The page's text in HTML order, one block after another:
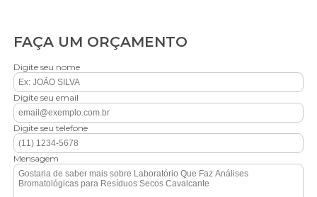
FAÇA UM ORÇAMENTO
Digite seu nome
Digite seu email
Digite seu telefone
Mensagem